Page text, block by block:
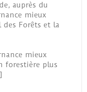
auprès du
mieux
Forêts et la
mieux
forestière plus